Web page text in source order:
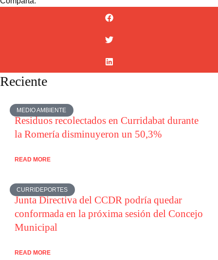
Reciente
MEDIO AMBIENTE
Residuos recolectados en Curridabat durante
la Romería disminuyeron un 50,3%
READ MORE
CURRIDEPORTES
Junta Directiva del CCDR podría quedar
conformada en la próxima sesión del Concejo
Municipal
READ MORE